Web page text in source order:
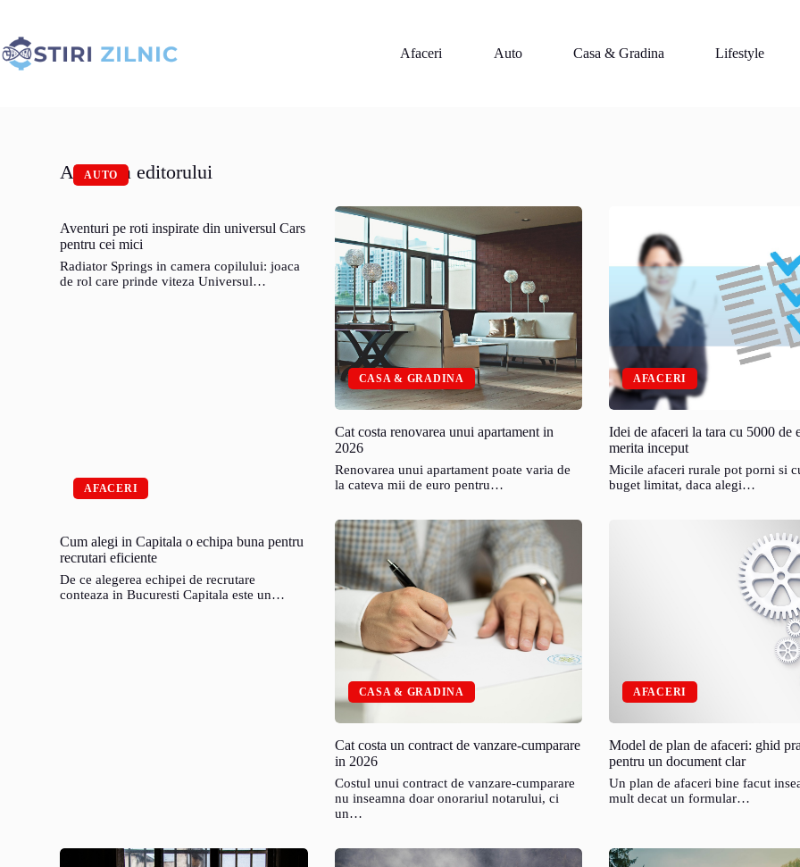
conținut
Afaceri
Auto Casa & Gradina Lifestyle
Alegerea editorului
AUTO
Aventuri pe roti inspirate din universul Cars
pentru cei mici
Radiator Springs in camera copilului: joaca
de rol care prinde viteza Universul…
CASA & GRADINA
Cat costa renovarea unui apartament in
2026
Renovarea unui apartament poate varia de
la cateva mii de euro pentru…
AFACERI
Idei de afaceri la tara cu 5000 de
merita inceput
Micile afaceri rurale pot porni si
buget limitat, daca alegi…
AFACERI
Cum alegi in Capitala o echipa buna pentru
recrutari eficiente
De ce alegerea echipei de recrutare
conteaza in Bucuresti Capitala este un…
CASA & GRADINA
Cat costa un contract de vanzare-cumparare
in 2026
Costul unui contract de vanzare-cumparare
nu inseamna doar onorariul notarului, ci
un…
AFACERI
Model de plan de afaceri: ghid
pentru un document clar
Un plan de afaceri bine facut
mult decat un formular…